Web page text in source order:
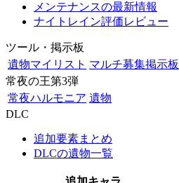
メンテナンスの最新情報
ナイトレイン評価レビュー
ツール・掲示板
遺物マイリスト マルチ募集掲示板
常夜の王第3弾
常夜ハルモニア 遺物
DLC
追加要素まとめ
DLCの遺物一覧